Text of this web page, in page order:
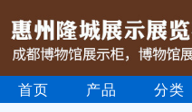
首页 产品 分类